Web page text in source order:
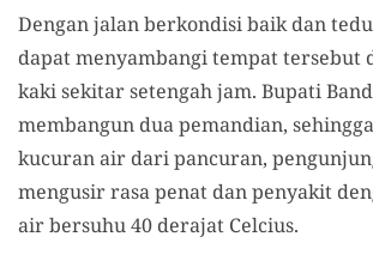
Dengan jalan berkondisi baik dan
dapat menyambangi tempat tersebut
kaki sekitar setengah jam. Bupati
membangun dua pemandian,
kucuran air dari pancuran,
mengusir rasa penat dan penyakit
air bersuhu 40 derajat Celcius.